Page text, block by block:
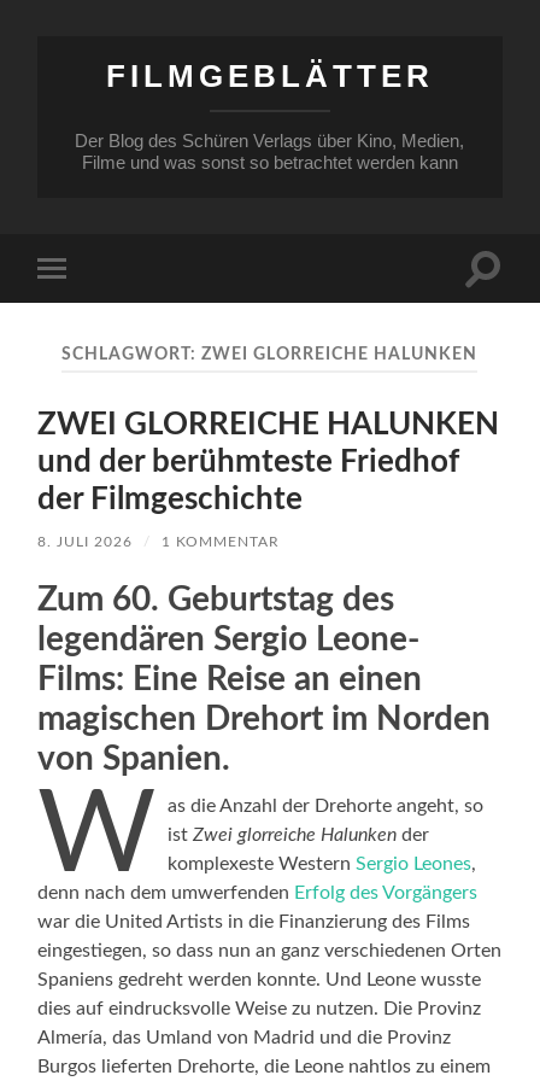
FILMGEBLÄTTER
Der Blog des Schüren Verlags über Kino, Medien,
Filme und was sonst so betrachtet werden kann
Menü
SCHLAGWORT:ZWEI GLORREICHE HALUNKEN
ZWEI GLORREICHE HALUNKEN
und der berühmteste Friedhof
der Filmgeschichte
8. JULI 2026 / 1 KOMMENTAR
Zum 60. Geburtstag des
legendären Sergio Leone-
Films: Eine Reise an einen
magischen Drehort im Norden
von Spanien.
W
as die Anzahl der Drehorte angeht, so
ist Zwei glorreiche Halunkender
komplexeste Western Sergio Leones,
denn nach dem umwerfenden Erfolg des Vorgängers
war die United Artists in die Finanzierung des Films
eingestiegen, so dass nun an ganz verschiedenen Orten
Spaniens gedreht werden konnte. Und Leone wusste
dies auf eindrucksvolle Weise zu nutzen. Die Provinz
Almería, das Umland von Madrid und die Provinz
Burgos lieferten Drehorte, die Leone nahtlos zu einem